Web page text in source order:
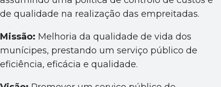
de qualidade na realização das empreitadas.
Missão: Melhoria da qualidade de vida dos
munícipes, prestando um serviço público de
eficiência, eficácia e qualidade.